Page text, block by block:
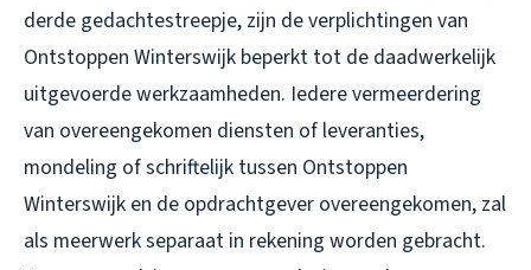
derde gedachtestreepje, zijn de verplichtingen van
Ontstoppen Winterswijk beperkt tot de daadwerkelijk
uitgevoerde werkzaamheden. Iedere vermeerdering
van overeengekomen diensten of leveranties,
mondeling of schriftelijk tussen Ontstoppen
Winterswijk en de opdrachtgever overeengekomen, zal
als meerwerk separaat in rekening worden gebracht.